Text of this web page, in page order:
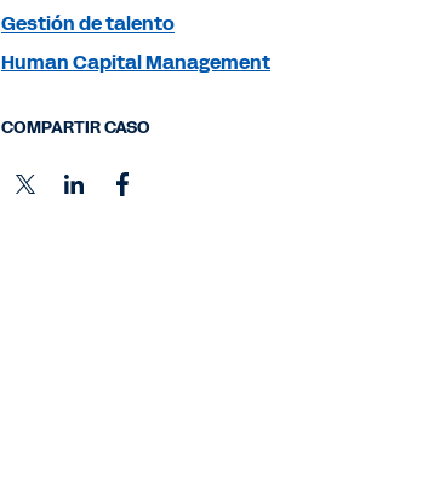
Gestión de talento
Human Capital Management
COMPARTIR CASO